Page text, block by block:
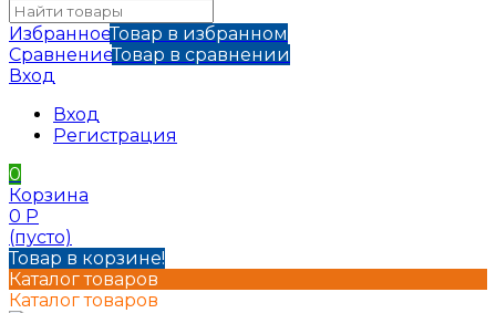
ИзбранноеТовар в избранном
СравнениеТовар в сравнении
Вход
Вход
Регистрация
0
Корзина
0 Р
(пусто)
Товар в корзине!
Каталог товаров
Каталог товаров